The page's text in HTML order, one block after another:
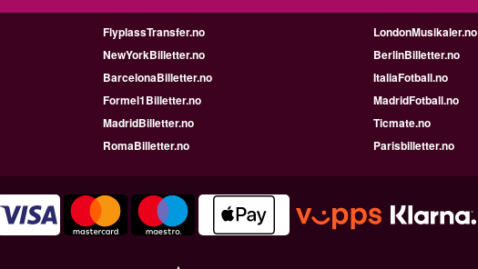
FlyplassTransfer.no
LondonMusikaler.no
NewYorkBilletter.no
BerlinBilletter.no
BarcelonaBilletter.no
ItaliaFotball.no
Formel1Billetter.no
MadridFotball.no
MadridBilletter.no
Ticmate.no
RomaBilletter.no Parisbilletter.no